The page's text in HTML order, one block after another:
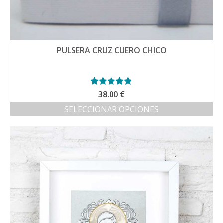
PULSERA CRUZ CUERO CHICO
Valorado
con4.81de
5
38.00 €
SELECCIONAR OPCIONES
tiene
múltiples
variantes.
se
pueden
elegir
en